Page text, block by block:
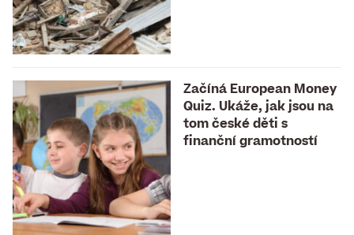
Začíná European Money
Quiz. Ukáže, jak jsou na
tom české děti s
finanční gramotností